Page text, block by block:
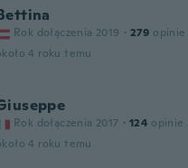
Rok dołączenia 2019 · 279 opinie
4 roku temu
Rok dołączenia 2017 · 124 opinie
4 roku temu